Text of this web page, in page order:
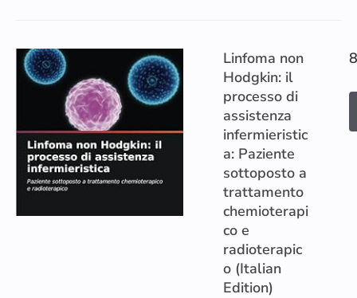
Linfoma non
Hodgkin: il
processo di
assistenza
infermieristic
a: Paziente
sottoposto a
trattamento
chemioterapi
co e
radioterapic
o (Italian
Edition)